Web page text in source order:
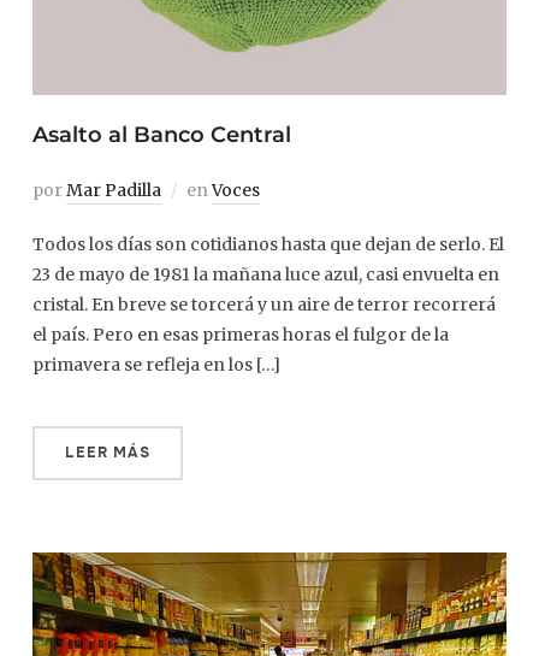
Asalto al Banco Central
porMar Padilla enVoces
Todos los días son cotidianos hasta que dejan de serlo. El
23 de mayo de 1981 la mañana luce azul, casi envuelta en
cristal. En breve se torcerá y un aire de terror recorrerá
el país. Pero en esas primeras horas el fulgor de la
primavera se refleja en los […]
LEER MÁS